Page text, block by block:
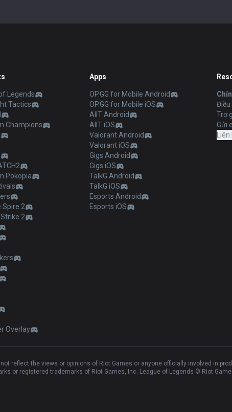
Legends
Tactics
Champions
Pokopia
Spire 2
2
Overlay
Apps
OP.GG for Mobile Android
OP.GG for Mobile iOS
AllT Android
AllT iOS
Valorant Android
Valorant iOS
Gigs Android
Gigs iOS
TalkG Android
TalkG iOS
Esports Android
Esports iOS
Điều
Trợ
Gửi
not reflect the views or opinions of Riot Games or anyone officially involved in
or registered trademarks of Riot Games, Inc. League of Legends © Riot